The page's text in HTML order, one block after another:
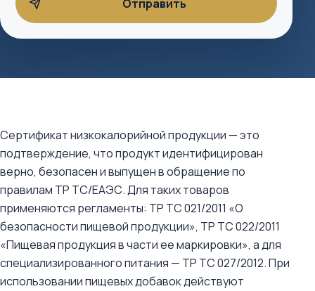
Сертификат низкокалорийной продукции — это
подтверждение, что продукт идентифицирован
верно, безопасен и выпущен в обращение по
правилам ТР ТС/ЕАЭС. Для таких товаров
применяются регламенты: ТР ТС 021/2011 «О
безопасности пищевой продукции», ТР ТС 022/2011
«Пищевая продукция в части ее маркировки», а для
специализированного питания — ТР ТС 027/2012. При
использовании пищевых добавок действуют